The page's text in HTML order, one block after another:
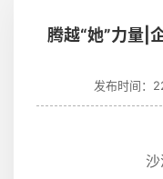
腾越“她”力量|
发布时间